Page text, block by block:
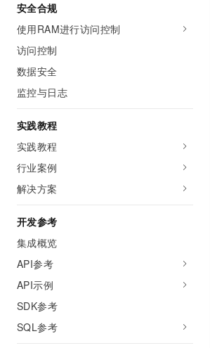
安全合规
使用RAM进行访问控制
访问控制
数据安全
监控与日志
实践教程
实践教程
行业案例
解决方案
开发参考
集成概览
API参考
API示例
SDK参考
SQL参考